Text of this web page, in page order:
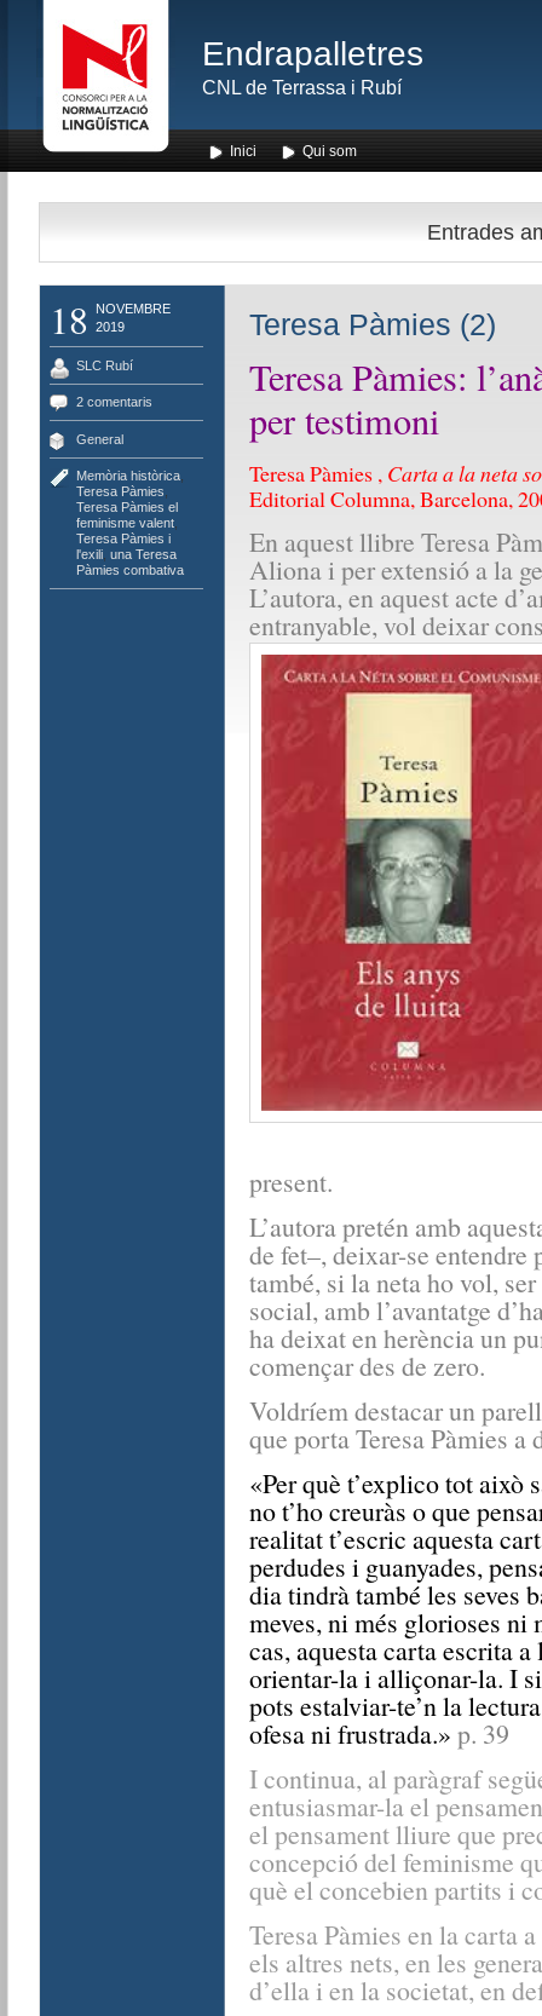
Endrapalletres
CNL de Terrassa i Rubí
Inici Qui som
Entrades
18
NOVEMBRE
2019
SLC Rubí
2 comentaris
General
Memòria històrica,
Teresa Pàmies
Teresa Pàmies el
feminisme valent,
Teresa Pàmies i
l'exili, una Teresa
Pàmies combativa
Teresa Pàmies (2)
Teresa Pàmies:
per testimoni
Teresa Pàmies , Carta a la neta
Editorial Columna, Barcelona,
En aquest llibre Teresa
Aliona i per extensió a la
L’autora, en aquest acte
entranyable, vol deixar
present.
L’autora pretén amb
de fet–, deixar-se
també, si la neta ho vol,
social, amb l’avantatge
ha deixat en herència un
començar des de zero.
Voldríem destacar un
que porta Teresa Pàmies a
«Per què t’explico tot això
no t’ho creuràs o que
realitat t’escric aquesta
perdudes i guanyades,
dia tindrà també les seves
meves, ni més glorioses ni
cas, aquesta carta escrita
orientar-la i alliçonar-la. I
pots estalviar-te’n la
ofesa ni frustrada.» p. 39
I continua, al paràgraf
entusiasmar-la el
el pensament lliure que
concepció del feminisme
què el concebien partits i
Teresa Pàmies en la carta
els altres nets, en les
d’ella i en la societat, en